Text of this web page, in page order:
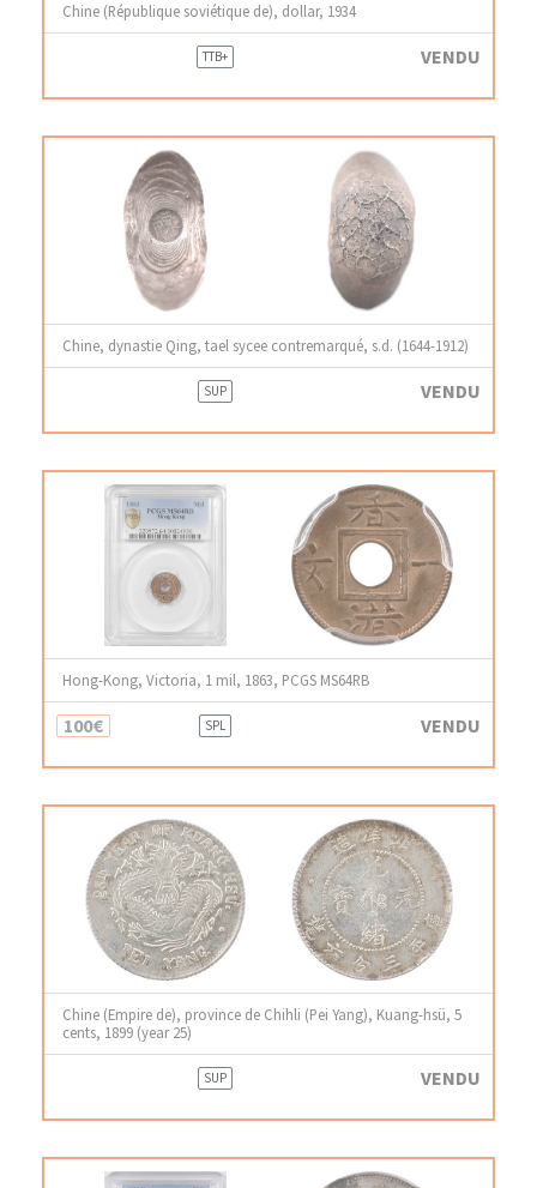
Chine (République soviétique de), dollar, 1934
TTB+ VENDU
Chine, dynastie Qing, tael sycee contremarqué, s.d. (1644-1912)
SUP VENDU
Hong-Kong, Victoria, 1 mil, 1863, PCGS MS64RB
100€ SPL VENDU
Chine (Empire de), province de Chihli (Pei Yang), Kuang-hsü, 5
cents, 1899 (year 25)
SUP VENDU